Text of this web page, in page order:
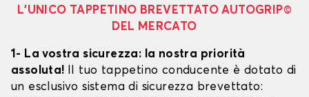
L’UNICO TAPPETINO BREVETTATO AUTOGRIP©
DEL MERCATO
1- La vostra sicurezza: la nostra priorità
assoluta! Il tuo tappetino conducente è dotato di
un esclusivo sistema di sicurezza brevettato: